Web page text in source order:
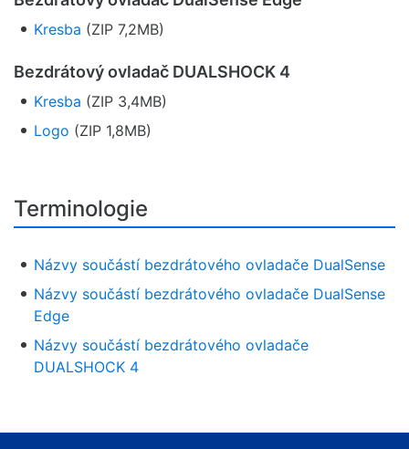
Kresba (ZIP 7,2MB)
Bezdrátový ovladač DUALSHOCK 4
Kresba (ZIP 3,4MB)
Logo (ZIP 1,8MB)
Terminologie
Názvy součástí bezdrátového ovladače DualSense
Názvy součástí bezdrátového ovladače DualSense
Edge
Názvy součástí bezdrátového ovladače
DUALSHOCK 4